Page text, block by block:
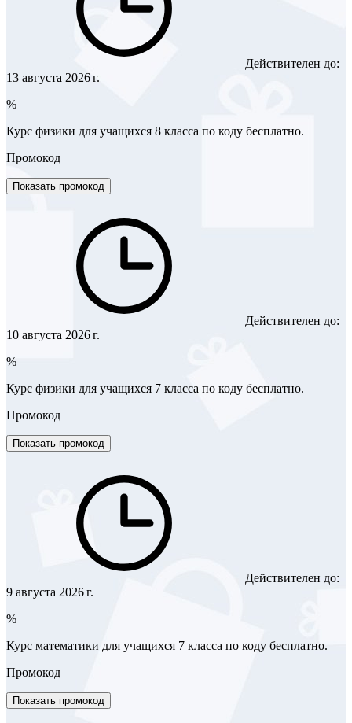
Действителен до:
13 августа 2026 г.
%
Курс физики для учащихся 8 класса по коду бесплатно.
Промокод
Показать промокод
Действителен до:
10 августа 2026 г.
%
Курс физики для учащихся 7 класса по коду бесплатно.
Промокод
Показать промокод
Действителен до:
9 августа 2026 г.
%
Курс математики для учащихся 7 класса по коду бесплатно.
Промокод
Показать промокод